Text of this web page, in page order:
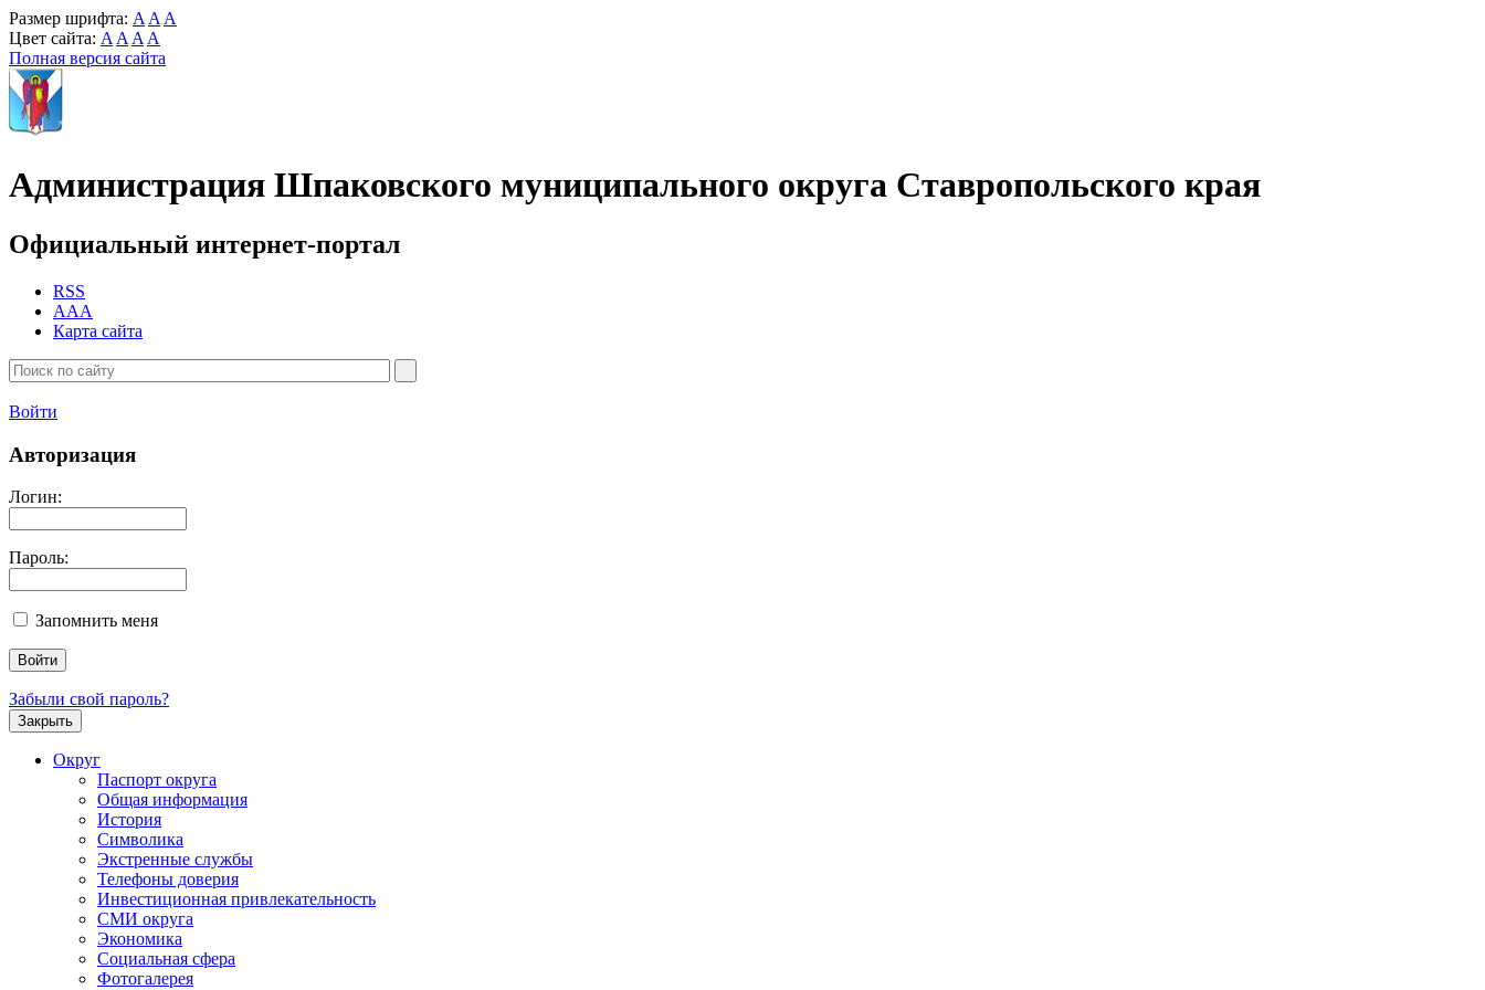
Размер шрифта: A A A
Цвет сайта: A A A A
Полная версия сайта
Администрация Шпаковского муниципального округа Ставропольского края
Официальный интернет-портал
RSS
AAA
Карта сайта
Войти
Авторизация
Логин:
Пароль:
Запомнить меня
Забыли свой пароль?
Закрыть
Округ
Паспорт округа
Общая информация
История
Символика
Экстренные службы
Телефоны доверия
Инвестиционная привлекательность
СМИ округа
Экономика
Социальная сфера
Фотогалерея